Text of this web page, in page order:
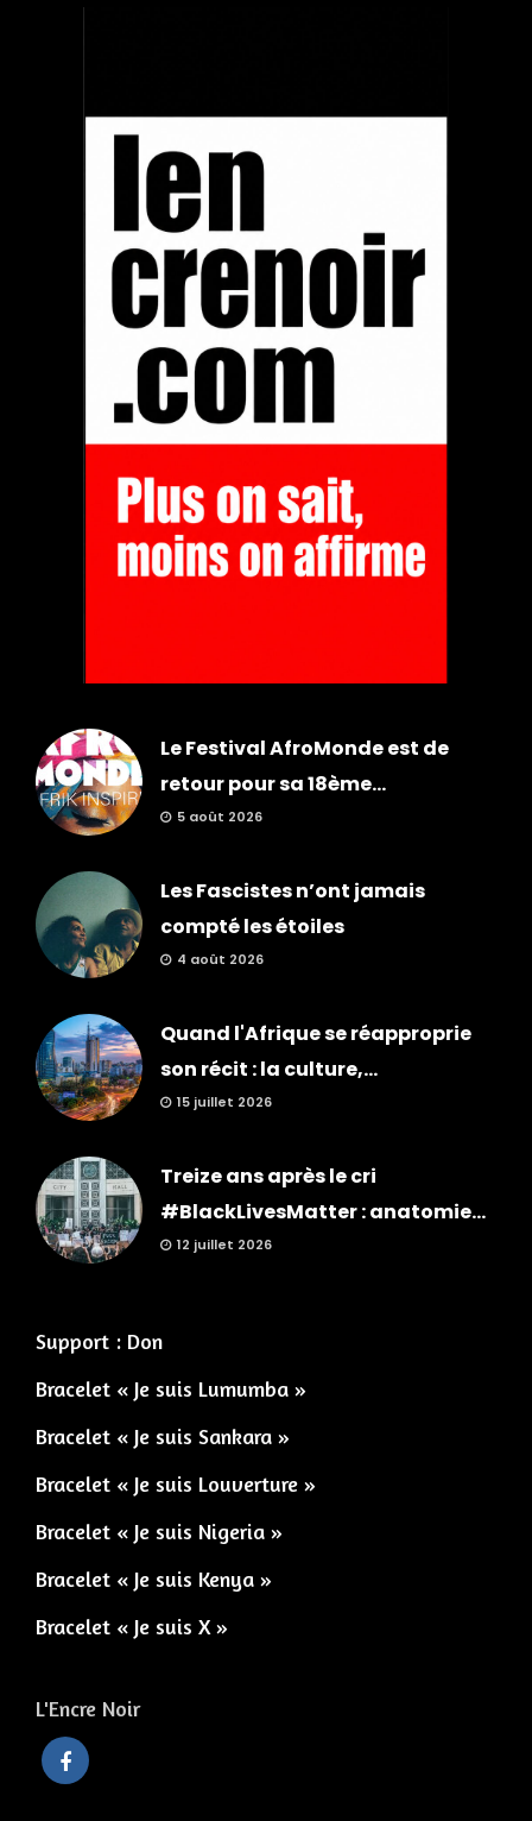
Le Festival AfroMonde est de
retour pour sa 18ème...
5 août 2026
Les Fascistes n’ont jamais
compté les étoiles
4 août 2026
Quand l'Afrique se réapproprie
son récit : la culture,...
15 juillet 2026
Treize ans après le cri
#BlackLivesMatter : anatomie...
12 juillet 2026
Support : Don
Bracelet « Je suis Lumumba »
Bracelet « Je suis Sankara »
Bracelet « Je suis Louverture »
Bracelet « Je suis Nigeria »
Bracelet « Je suis Kenya »
Bracelet « Je suis X »
L'Encre Noir